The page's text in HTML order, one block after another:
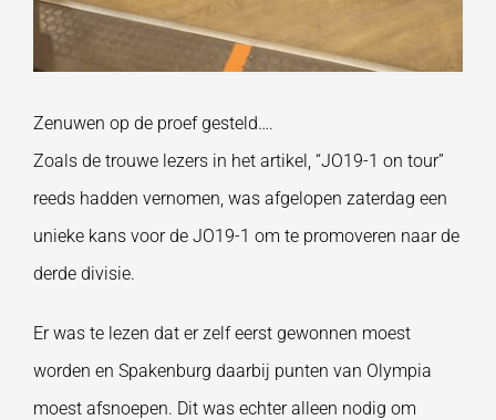
Zenuwen op de proef gesteld….
Zoals de trouwe lezers in het artikel, “JO19-1 on tour”
reeds hadden vernomen, was afgelopen zaterdag een
unieke kans voor de JO19-1 om te promoveren naar de
derde divisie.
Er was te lezen dat er zelf eerst gewonnen moest
worden en Spakenburg daarbij punten van Olympia
moest afsnoepen. Dit was echter alleen nodig om